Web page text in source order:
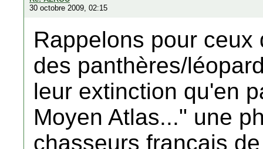
30 octobre 2009, 02:15
Rappelons pour
des panthères/
leur extinction qu'en
Moyen Atlas..." une
chasseurs français